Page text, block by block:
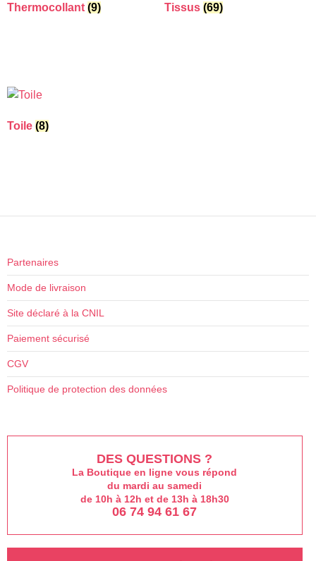
Thermocollant (9) Tissus (69)
Toile (8)
Partenaires
Mode de livraison
Site déclaré à la CNIL
Paiement sécurisé
CGV
Politique de protection des données
DES QUESTIONS ?
La Boutique en ligne vous répond
du mardi au samedi
de 10h à 12h et de 13h à 18h30
06 74 94 61 67